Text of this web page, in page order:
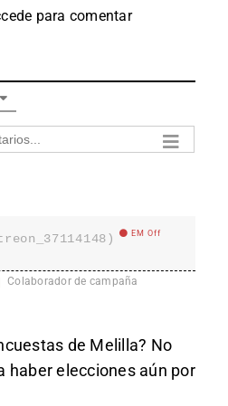
para comentar
EM Off
Colaborador de campaña
de Melilla? No
haber elecciones aún por